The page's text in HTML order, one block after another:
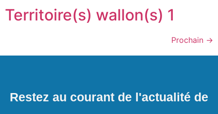
Territoire(s) wallon(s) 1
Prochain →
Restez au courant de l'actualité de